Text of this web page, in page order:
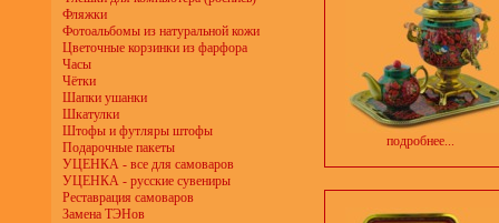
Фляжки
Фотоальбомы из натуральной кожи
Цветочные корзинки из фарфора
Часы
Чётки
Шапки ушанки
Шкатулки
Штофы и футляры штофы
Подарочные пакеты
УЦЕНКА - все для самоваров
УЦЕНКА - русские сувениры
Реставрация самоваров
Замена ТЭНов
подробнее...